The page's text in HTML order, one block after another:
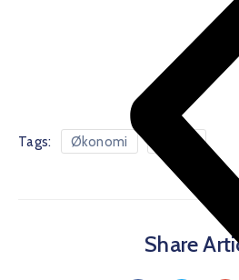
Tags: Økonomi
Share